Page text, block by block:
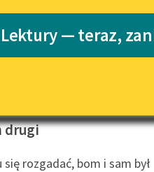
Lektury szkolne i
literatury do słuchania
E-kolekcja lektur
literatury do słuchania
uczennic i uczniów z
niepełnosprawnościami
— teraz,
drugi
się rozgadać, bom i sam był